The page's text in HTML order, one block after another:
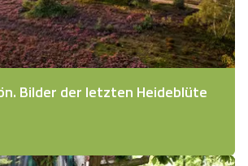
Bilder der letzten Heideblüte